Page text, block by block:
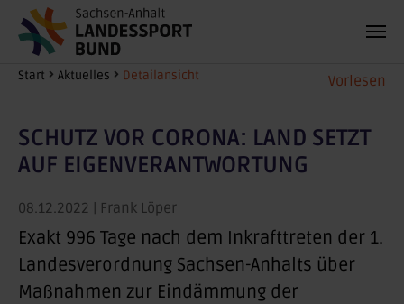
Zum Hauptinhalt springen Vorlesen
Sie sind hier:
Start Aktuelles Detailansicht
SCHUTZ VOR CORONA: LAND SETZT
AUF EIGENVERANTWORTUNG
08.12.2022 | Frank Löper
Exakt 996 Tage nach dem Inkrafttreten der 1.
Landesverordnung Sachsen-Anhalts über
Maßnahmen zur Eindämmung der